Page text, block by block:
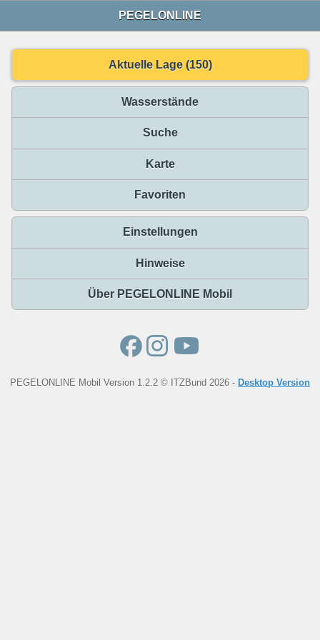
PEGELONLINE
Aktuelle Lage (150)
Wasserstände
Suche
Karte
Favoriten
Einstellungen
Hinweise
Über PEGELONLINE Mobil
PEGELONLINE Mobil Version 1.2.2 © ITZBund 2026 - Desktop Version